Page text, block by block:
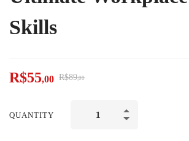
Skills
R$55,00 R$89,00
QUANTITY